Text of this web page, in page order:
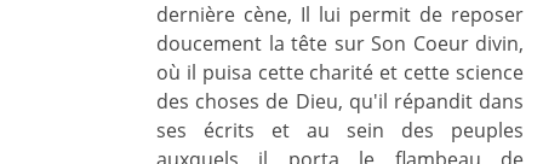
dernière cène, Il lui permit de reposer
doucement la tête sur Son Coeur divin,
où il puisa cette charité et cette science
des choses de Dieu, qu'il répandit dans
ses écrits et au sein des peuples